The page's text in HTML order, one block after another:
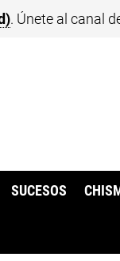
. Únete al canal
SUCESOS